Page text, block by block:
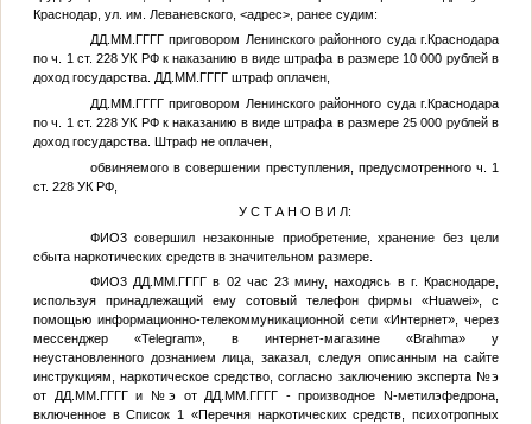
Краснодар, ул. им. Леваневского, <адрес>, ранее судим:
ДД.ММ.ГГГГприговором Ленинского районного суда г.Краснодара
по ч. 1 ст. 228 УК РФ к наказанию в виде штрафа в размере 10 000 рублей в
доход государства. ДД.ММ.ГГГГштраф оплачен,
ДД.ММ.ГГГГприговором Ленинского районного суда г.Краснодара
по ч. 1 ст. 228 УК РФ к наказанию в виде штрафа в размере 25 000 рублей в
доход государства. Штраф не оплачен,
обвиняемого в совершении преступления, предусмотренного ч. 1
ст. 228 УК РФ,
У С Т А Н О В И Л:
ФИО3совершил незаконные приобретение, хранение без цели
сбыта наркотических средств в значительном размере.
ФИО3 ДД.ММ.ГГГГ в 02 час 23 мину, находясь в г. Краснодаре,
используя принадлежащий ему сотовый телефон фирмы «Huawei», с
помощью информационно-телекоммуникационной сети «Интернет», через
мессенджер «Telegram», в интернет-магазине «Brahma» у
неустановленного дознанием лица, заказал, следуя описанным на сайте
инструкциям, наркотическое средство, согласно заключению эксперта №э
от
ДД.ММ.ГГГГи №э от ДД.ММ.ГГГГ - производное N-метилэфедрона,
включенное в Список 1 «Перечня наркотических средств, психотропных